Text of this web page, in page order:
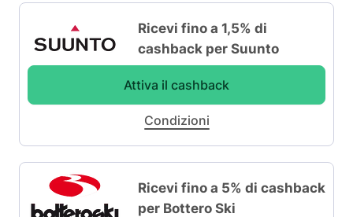
Ricevi fino a 1,5% di
cashback per Suunto
Attiva il cashback
Condizioni
Ricevi fino a 5% di cashback
per Bottero Ski